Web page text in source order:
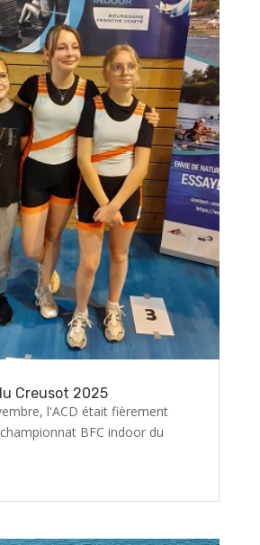
Creusot 2025
l'ACD était fièrement
BFC indoor du